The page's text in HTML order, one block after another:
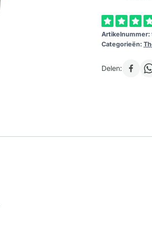
Artikelnummer:
Categorieën:
Delen: